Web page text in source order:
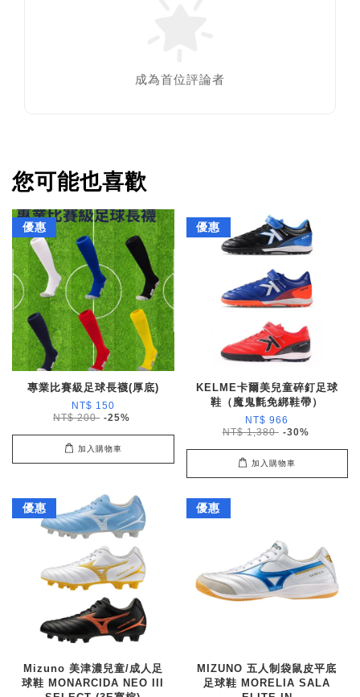
成為首位評論者
您可能也喜歡
優惠
專業比賽級足球長襪(厚底)
NT$ 150
NT$ 200 -25%
加入購物車
優惠
KELME卡爾美兒童碎釘足球
鞋（魔鬼氈免綁鞋帶）
NT$ 966
NT$ 1,380 -30%
加入購物車
優惠
Mizuno 美津濃兒童/成人足
球鞋 MONARCIDA NEO III
優惠
MIZUNO 五人制袋鼠皮平底
足球鞋 MORELIA SALA